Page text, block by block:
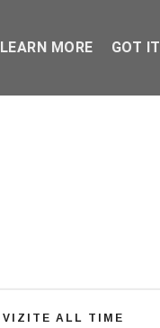
VIZITE ALL TIME
LEARN MORE GOT IT